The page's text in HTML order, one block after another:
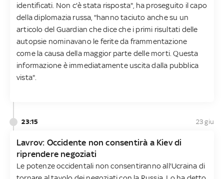
identificati. Non c'è stata risposta", ha proseguito il capo
della diplomazia russa, "hanno taciuto anche su un
articolo del Guardian che dice che i primi risultati delle
autopsie nominavano le ferite da frammentazione
come la causa della maggior parte delle morti. Questa
informazione è immediatamente uscita dalla pubblica
vista".
23:15 23 giu
Lavrov: Occidente non consentirà a Kiev di
riprendere negoziati
Le potenze occidentali non consentiranno all'Ucraina di